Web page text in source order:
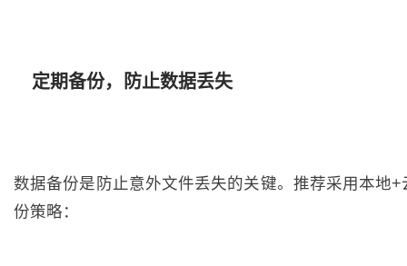
定期备份，防止数据丢失
数据备份是防止意外文件丢失的关键。推荐采用本地+
份策略：